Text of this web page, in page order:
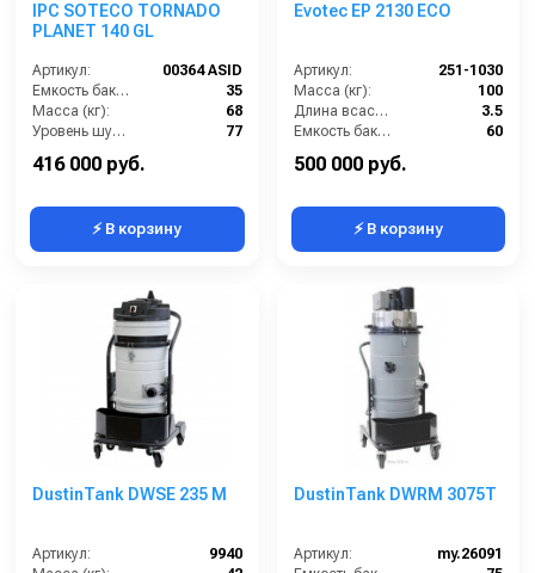
IPC SOTECO TORNADO
PLANET 140 GL
Артикул:
00364 ASID
Емкость бака для мусора (л):
35
Масса (кг):
68
Уровень шума (дБ):
77
416 000 руб.
⚡ В корзину
Evotec EP 2130 ECO
Артикул:
251-1030
Масса (кг):
100
Длина всасывающего шланга (м):
3.5
Емкость бака для мусора (л):
60
500 000 руб.
⚡ В корзину
DustinTank DWSE 235 M
Артикул:
9940
DustinTank DWRM 3075T
Артикул:
my.26091